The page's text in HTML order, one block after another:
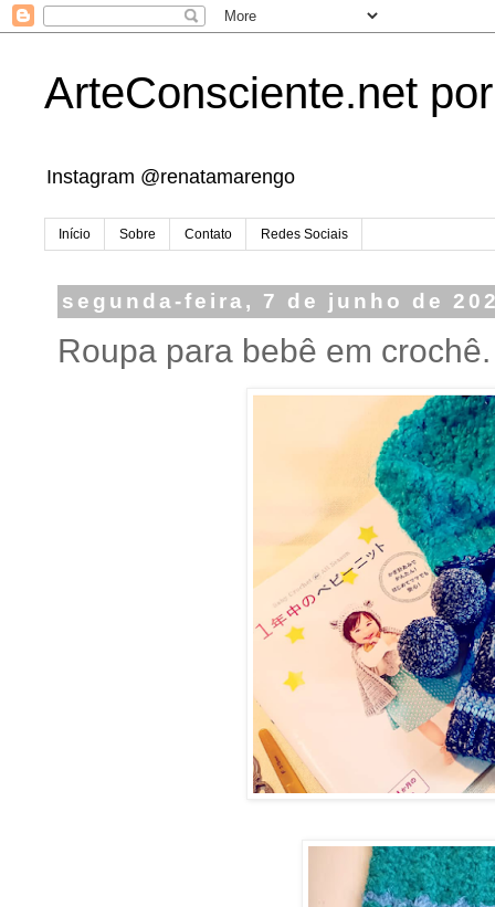
ArteConsciente.net
Instagram @renatamarengo
Início Sobre Contato Redes Sociais
segunda-feira, 7 de junho de
Roupa para bebê em crochê.